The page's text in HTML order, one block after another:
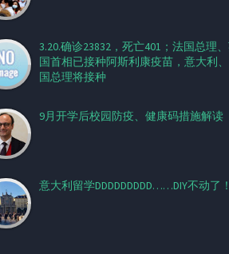
3.20.确诊23832，死亡401；​法国总理
国首相已接种阿斯利康疫苗，意大利
国总理将接种
9月开学后校园防疫、健康码措施解读
意大利留学DDDDDDDDD……DIY不动了